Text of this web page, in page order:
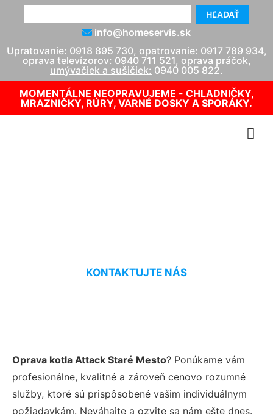
HĽADAŤ
info@homeservis.sk
Upratovanie: 0918 895 730, opatrovanie: 0917 789 934,
oprava televízorov: 0940 711 521, oprava práčok,
umývačiek a sušičiek: 0940 005 822.
MOMENTÁLNE NEOPRAVUJEME - CHLADNIČKY,
MRAZNIČKY, RÚRY, VARNÉ DOSKY A SPORÁKY.
KONTAKTUJTE NÁS
Oprava kotla Attack Staré Mesto? Ponúkame vám
profesionálne, kvalitné a zároveň cenovo rozumné
služby, ktoré sú prispôsobené vašim individuálnym
požiadavkám. Neváhajte a ozvite sa nám ešte dnes.